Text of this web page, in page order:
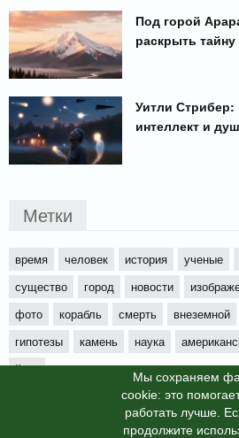
Мы cохраняем
cookie: это
работать лучше.
продолжите
Под горой
раскрыть
Уитли Стрибер:
интеллект и
Метки
время человек история ученые
существо
город новости
фото
корабль смерть внеземной
гипотезы
камень наука
йети